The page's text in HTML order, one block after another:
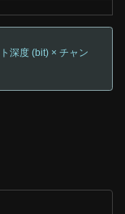
深度 (bit) × チャン